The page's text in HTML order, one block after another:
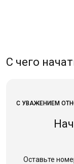
С чего
С УВАЖЕНИЕМ
Оставьте